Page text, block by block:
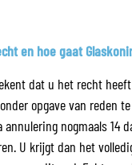
en hoe gaat
dat u het recht
opgave van reden
annulering nogmaals 14
U krijgt dan het